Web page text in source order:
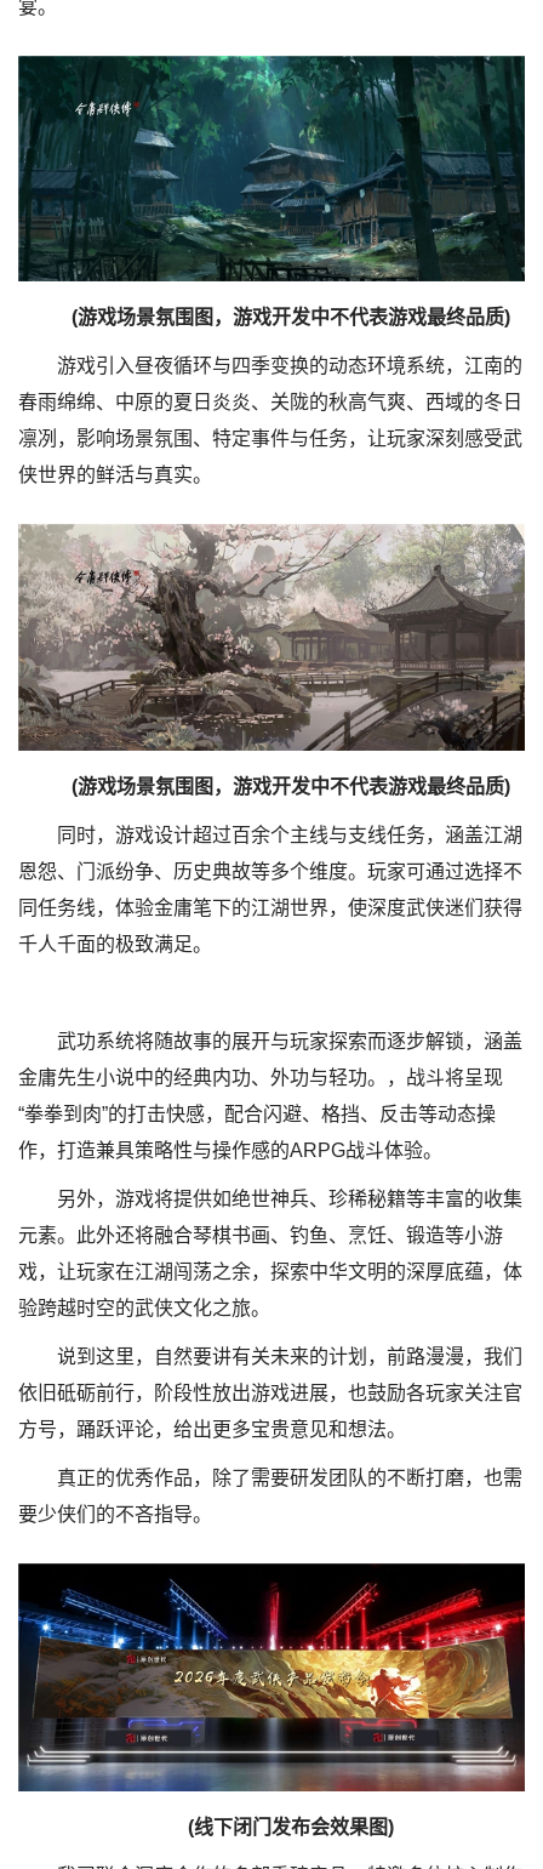
宴。
(游戏场景氛围 图，游戏开发中不代表游戏最终品质)
‌游戏引入昼夜循环与四季变换的动态环境系统，江南的
春雨绵绵、中原的夏日炎炎、关陇的秋高气爽、西域的冬日
凛冽，影响场景氛围、特定事件与任务，让玩家深刻感受武
侠世界的鲜活与真实。
(游戏场景氛围图，游戏开发中不代表游戏最终品质)
同时，游戏设计超过百余个主线与支线任务，涵盖江湖
恩怨、门派纷争、历史典故等多个维度。玩家可通过选择不
同任务线，体验金庸笔下的江湖世界，使深度武侠迷们获得
千人千面的极致满足。
武功系统将随故事的展开与玩家探索而逐步解锁，涵盖
金庸先生小说中的经典内功、外功与轻功。，战斗将呈现
“拳拳到肉”的打击快感，配合闪避、格挡、反击等动态操
作，打造兼具策略性与操作感的ARPG战斗体验。
另外，游戏将提供如绝世神兵、珍稀秘籍等丰富的收集
元素。此外还将融合琴棋书画、钓鱼、烹饪、锻造等小游
戏，让玩家在江湖闯荡之余，探索中华文明的深厚底蕴，体
验跨越时空的武侠文化之旅。
说到这里，自然要讲有关未来的计划，前路漫漫，我们
依旧砥砺前行，阶段性放出游戏进展，也鼓励各玩家关注官
方号，踊跃评论，给出更多宝贵意见和想法。
真正的优秀作品，除了需要研发团队的不断打磨，也需
要少侠们的不吝指导。
(线下闭门发布会效果图)